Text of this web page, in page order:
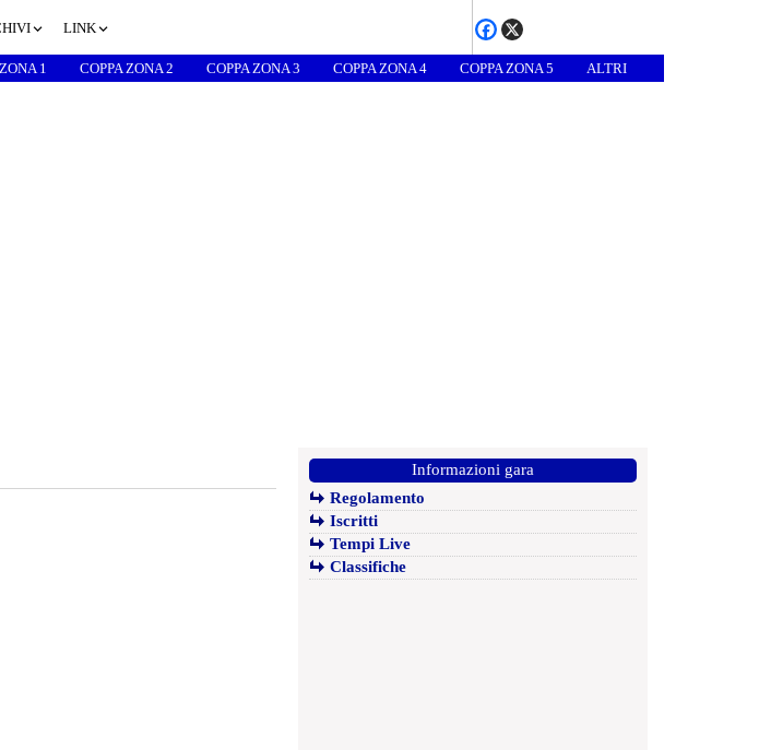
LINK
1 COPPA ZONA 2 COPPA ZONA 3 COPPA ZONA 4 COPPA ZONA 5 ALTRI
Informazioni gara
Regolamento
Iscritti
Tempi Live
Classifiche